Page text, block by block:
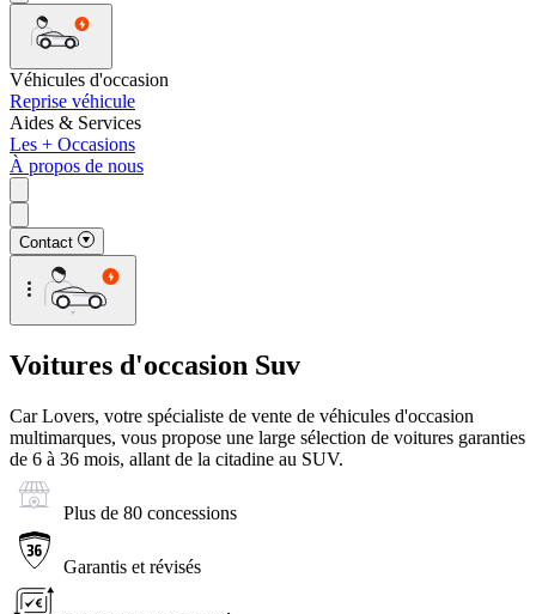
Véhicules d'occasion
Reprise véhicule
Aides & Services
Les + Occasions
À propos de nous
Contact
Voitures d'occasion Suv
Car Lovers, votre spécialiste de vente de véhicules d'occasion
multimarques, vous propose une large sélection de voitures garanties
de 6 à 36 mois, allant de la citadine au SUV.
Plus de 80 concessions
Garantis et révisés